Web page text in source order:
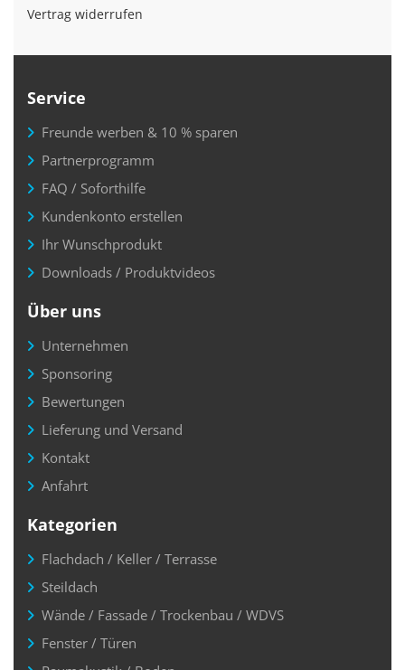
Vertrag widerrufen
Service
Freunde werben & 10 % sparen
Partnerprogramm
FAQ / Soforthilfe
Kundenkonto erstellen
Ihr Wunschprodukt
Downloads / Produktvideos
Über uns
Unternehmen
Sponsoring
Bewertungen
Lieferung und Versand
Kontakt
Anfahrt
Kategorien
Flachdach / Keller / Terrasse
Steildach
Wände / Fassade / Trockenbau / WDVS
Fenster / Türen